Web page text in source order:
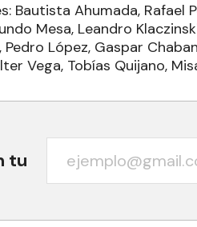
Bautista Ahumada, Rafael
Mesa, Leandro
López, Gaspar
Vega, Tobías Quijano,
tu